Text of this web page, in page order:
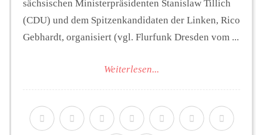
sächsischen Ministerpräsidenten Stanislaw Tillich
(CDU) und dem Spitzenkandidaten der Linken, Rico
Gebhardt, organisiert (vgl. Flurfunk Dresden vom ...
Weiterlesen...